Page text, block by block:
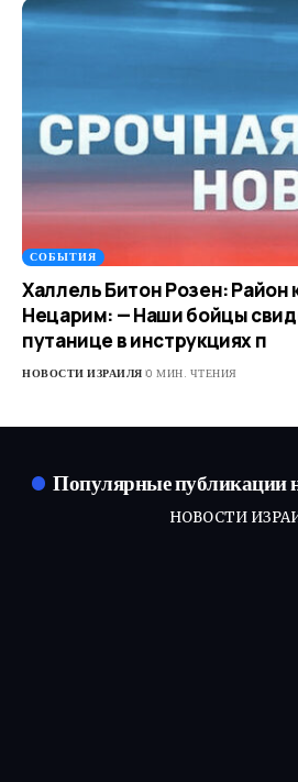
СОБЫТИЯ
Халлель Битон Розен: Район
Нецарим: — Наши бойцы
путанице в инструкциях п
НОВОСТИ ИЗРАИЛЯ 0 МИН. ЧТЕНИЯ
Популярные публикации
НОВОСТИ